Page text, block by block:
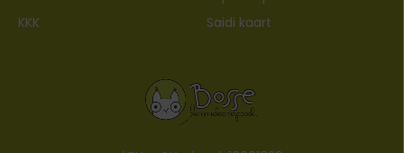
KKK
Saidi kaart